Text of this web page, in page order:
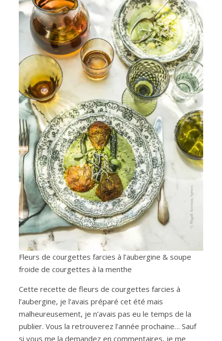
Fleurs de courgettes farcies à l’aubergine & soupe
froide de courgettes à la menthe
Cette recette de fleurs de courgettes farcies à
l’aubergine, je l’avais préparé cet été mais
malheureusement, je n’avais pas eu le temps de la
publier. Vous la retrouverez l’année prochaine… Sauf
si vous me la demandez en commentaires, je me